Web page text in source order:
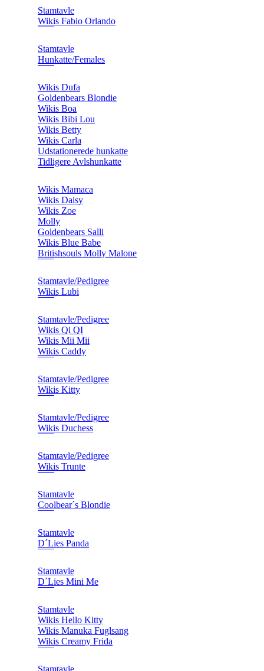
Stamtavle
Wikis Fabio Orlando
Stamtavle
Hunkatte/Females
Wikis Dufa
Goldenbears Blondie
Wikis Boa
Wikis Bibi Lou
Wikis Betty
Wikis Carla
Udstationerede hunkatte
Tidligere Avlshunkatte
Wikis Mamaca
Wikis Daisy
Wikis Zoe
Molly
Goldenbears Salli
Wikis Blue Babe
Britishsouls Molly Malone
Stamtavle/Pedigree
Wikis Lubi
Stamtavle/Pedigree
Wikis Qi QI
Wikis Mii Mii
Wikis Caddy
Stamtavle/Pedigree
Wikis Kitty
Stamtavle/Pedigree
Wikis Duchess
Stamtavle/Pedigree
Wikis Trunte
Stamtavle
Coolbear´s Blondie
Stamtavle
D´Lies Panda
Stamtavle
D´Lies Mini Me
Stamtavle
Wikis Hello Kitty
Wikis Manuka Fuglsang
Wikis Creamy Frida
Stamtavle